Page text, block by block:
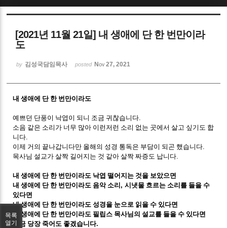
[2021년 11월 21일] 내 생애에 단 한 번만이라
도
by 김성국담임목사 posted Nov 27, 2021
내 생애에 단 한 번만이라도
예쁘던 단풍이 낙엽이 되니 조금 귀찮습니다
소음 같은 소리가 너무 많아 이런저런 소리 없는 곳에서 살고 싶기도 합
니다
이제 거의 끝나갑니다만 올해의 성경 통독은 부담이 되곤 했습니다
목사님 설교가 살짝 길어지는 것 같아 살짝 짜증도 납니다
내 생애에 단 한 번만이라도 낙엽 떨어지는 것을 보았으면
내 생애에 단 한 번만이라도 음악 소리,시냇물 흐르는 소리를 들을 수
있다면
내 생애에 단 한 번만이라도 성경을 눈으로 읽을 수 있다면
내 생애에 단 한 번만이라도 필립스 목사님의 설교를 들을 수 있다면
지금 당장 죽어도 좋겠습니다.
목록
열기
Sketchbook5, 스케치북5
Sketchbook5, 스케치북5